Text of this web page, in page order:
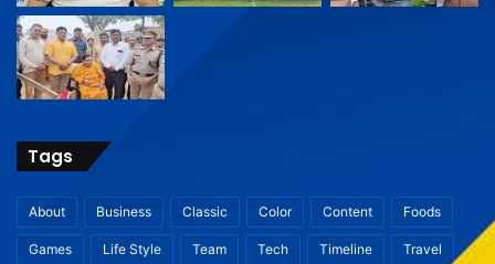
Tags
About Business Classic Color Content Foods
Games Life Style Team Tech Timeline Travel